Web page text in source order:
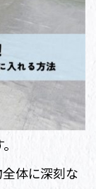
全体に深刻な